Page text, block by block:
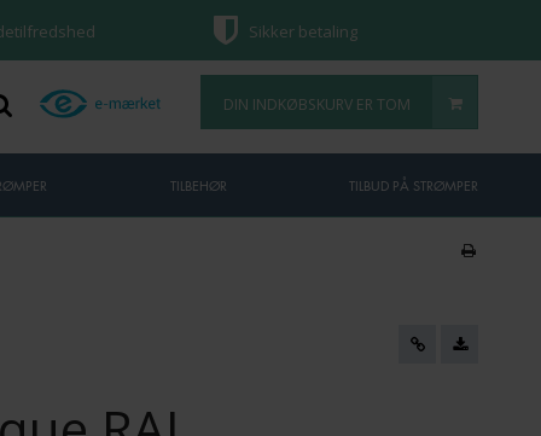
Sikker betaling
DIN INDKØBSKURV ER TOM
TILBEHØR TILBUD PÅ STRØMPER